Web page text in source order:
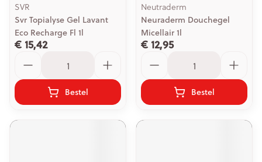
SVR
Svr Topialyse Gel Lavant
Eco Recharge Fl 1l
€ 15,42
Bestel
Neutraderm
Neuraderm Douchegel
Micellair 1l
€ 12,95
Bestel